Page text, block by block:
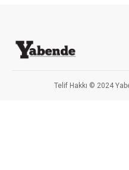
Telif Hakkı © 2024